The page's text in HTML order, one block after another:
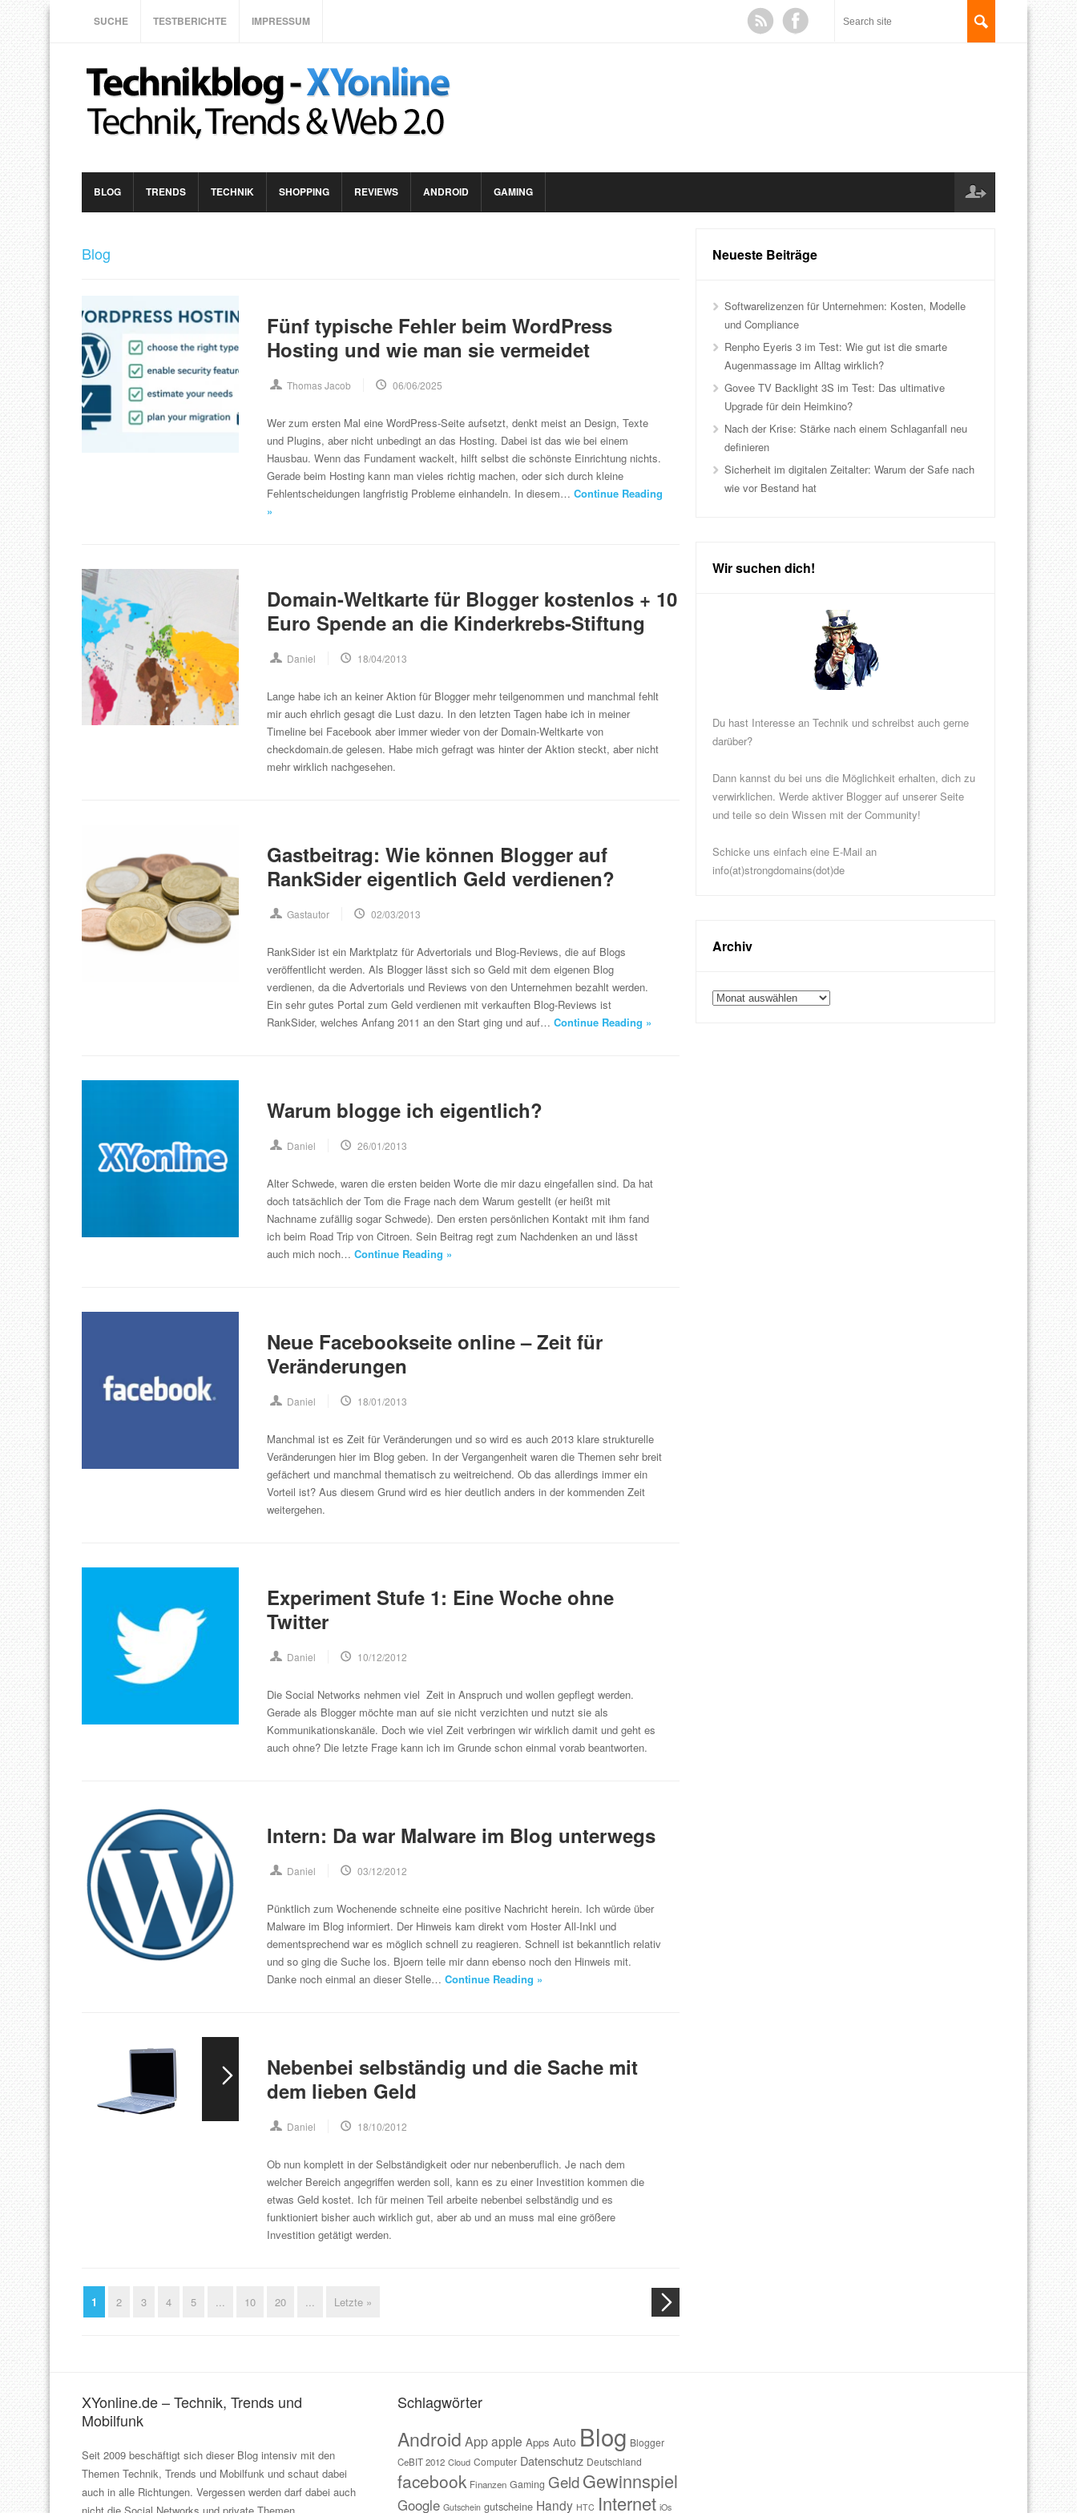
SUCHE TESTBERICHTE IMPRESSUM
BLOG TRENDS TECHNIK SHOPPING REVIEWS ANDROID GAMING
Blog
Fünf typische Fehler beim WordPress
Hosting und wie man sie vermeidet
Thomas Jacob 06/06/2025
Wer zum ersten Mal eine WordPress-Seite aufsetzt, denkt meist an Design, Texte
und Plugins, aber nicht unbedingt an das Hosting. Dabei ist das wie bei einem
Hausbau. Wenn das Fundament wackelt, hilft selbst die schönste Einrichtung nichts.
Gerade beim Hosting kann man vieles richtig machen, oder sich durch kleine
Fehlentscheidungen langfristig Probleme einhandeln. In diesem…Continue Reading
»
Domain-Weltkarte für Blogger kostenlos + 10
Euro Spende an die Kinderkrebs-Stiftung
Daniel 18/04/2013
Lange habe ich an keiner Aktion für Blogger mehr teilgenommen und manchmal fehlt
mir auch ehrlich gesagt die Lust dazu. In den letzten Tagen habe ich in meiner
Timeline bei Facebook aber immer wieder von der Domain-Weltkarte von
checkdomain.de gelesen. Habe mich gefragt was hinter der Aktion steckt, aber nicht
mehr wirklich nachgesehen.
Gastbeitrag: Wie können Blogger auf
RankSider eigentlich Geld verdienen?
Gastautor 02/03/2013
RankSider ist ein Marktplatz für Advertorials und Blog-Reviews, die auf Blogs
veröffentlicht werden. Als Blogger lässt sich so Geld mit dem eigenen Blog
verdienen, da die Advertorials und Reviews von den Unternehmen bezahlt werden.
Ein sehr gutes Portal zum Geld verdienen mit verkauften Blog-Reviews ist
RankSider, welches Anfang 2011 an den Start ging und auf…Continue Reading »
Warum blogge ich eigentlich?
Daniel 26/01/2013
Alter Schwede, waren die ersten beiden Worte die mir dazu eingefallen sind. Da hat
doch tatsächlich der Tom die Frage nach dem Warum gestellt (er heißt mit
Nachname zufällig sogar Schwede). Den ersten persönlichen Kontakt mit ihm fand
ich beim Road Trip von Citroen. Sein Beitrag regt zum Nachdenken an und lässt
auch mich noch…Continue Reading »
Neue Facebookseite online – Zeit für
Veränderungen
Daniel 18/01/2013
Manchmal ist es Zeit für Veränderungen und so wird es auch 2013 klare strukturelle
Veränderungen hier im Blog geben. In der Vergangenheit waren die Themen sehr breit
gefächert und manchmal thematisch zu weitreichend. Ob das allerdings immer ein
Vorteil ist? Aus diesem Grund wird es hier deutlich anders in der kommenden Zeit
weitergehen.
Experiment Stufe 1: Eine Woche ohne
Twitter
Daniel 10/12/2012
Die Social Networks nehmen viel Zeit in Anspruch und wollen gepflegt werden.
Gerade als Blogger möchte man auf sie nicht verzichten und nutzt sie als
Kommunikationskanäle. Doch wie viel Zeit verbringen wir wirklich damit und geht es
auch ohne? Die letzte Frage kann ich im Grunde schon einmal vorab beantworten.
Intern: Da war Malware im Blog unterwegs
Daniel 03/12/2012
Pünktlich zum Wochenende schneite eine positive Nachricht herein. Ich würde über
Malware im Blog informiert. Der Hinweis kam direkt vom Hoster All-Inkl und
dementsprechend war es möglich schnell zu reagieren. Schnell ist bekanntlich relativ
und so ging die Suche los. Bjoern teile mir dann ebenso noch den Hinweis mit.
Danke noch einmal an dieser Stelle…Continue Reading »
Nebenbei selbständig und die Sache mit
dem lieben Geld
Daniel 18/10/2012
Ob nun komplett in der Selbständigkeit oder nur nebenberuflich. Je nach dem
welcher Bereich angegriffen werden soll, kann es zu einer Investition kommen die
etwas Geld kostet. Ich für meinen Teil arbeite nebenbei selbständig und es
funktioniert bisher auch wirklich gut, aber ab und an muss mal eine größere
Investition getätigt werden.
1 2 3 4 5 ... 10 20 ... Letzte »
Neueste Beiträge
Softwarelizenzen für Unternehmen: Kosten, Modelle
und Compliance
Renpho Eyeris 3 im Test: Wie gut ist die smarte
Augenmassage im Alltag wirklich?
Govee TV Backlight 3S im Test: Das ultimative
Upgrade für dein Heimkino?
Nach der Krise: Stärke nach einem Schlaganfall neu
definieren
Sicherheit im digitalen Zeitalter: Warum der Safe nach
wie vor Bestand hat
Wir suchen dich!
Du hast Interesse an Technik und schreibst auch gerne
darüber?
Dann kannst du bei uns die Möglichkeit erhalten, dich zu
verwirklichen. Werde aktiver Blogger auf unserer Seite
und teile so dein Wissen mit der Community!
Schicke uns einfach eine E-Mail an
info(at)strongdomains(dot)de
Archiv
Archiv
XYonline.de – Technik, Trends und
Mobilfunk
Seit 2009 beschäftigt sich dieser Blog intensiv mit den
Themen Technik, Trends und Mobilfunk und schaut dabei
auch in alle Richtungen. Vergessen werden darf dabei auch
Schlagwörter
Android Appapple Apps Auto Blog Blogger
CeBIT 2012 Cloud Computer Datenschutz Deutschland
facebook Finanzen Gaming GeldGewinnspiel
Google Gutschein gutscheine Handy HTC Internet iOs